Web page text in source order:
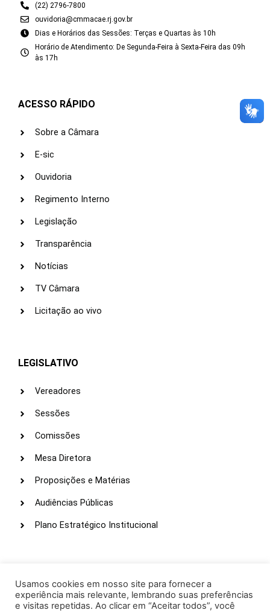
(22) 2796-7800
ouvidoria@cmmacae.rj.gov.br
Dias e Horários das Sessões: Terças e Quartas às 10h
Horário de Atendimento: De Segunda-Feira à Sexta-Feira das 09h
às 17h
ACESSO RÁPIDO
Sobre a Câmara
E-sic
Ouvidoria
Regimento Interno
Legislação
Transparência
Notícias
TV Câmara
Licitação ao vivo
LEGISLATIVO
Vereadores
Sessões
Comissões
Mesa Diretora
Proposições e Matérias
Audiências Públicas
Plano Estratégico Institucional
Webmail
Intranet
Usamos cookies em nosso site para fornecer a
experiência mais relevante, lembrando suas preferências
e visitas repetidas. Ao clicar em “Aceitar todos”, você